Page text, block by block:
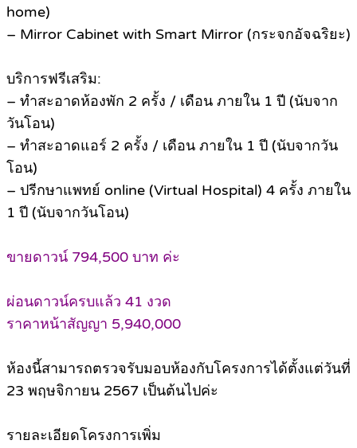
home)
– Mirror Cabinet with Smart Mirror (กระจกอัจฉริยะ)
บริการฟรีเสริม:
– ทำสะอาดห้องพัก 2 ครั้ง / เดือน ภายใน 1 ปี (นับจาก
วันโอน)
– ทำสะอาดแอร์ 2 ครั้ง / เดือน ภายใน 1 ปี (นับจากวัน
โอน)
– ปรีกษาแพทย์ online (Virtual Hospital) 4 ครั้ง ภายใน
1 ปี (นับจากวันโอน)
ขายดาวน์ 794,500 บาท ค่ะ
ผ่อนดาวน์ครบแล้ว 41 งวด
ราคาหน้าสัญญา 5,940,000
ห้องนี้สามารถตรวจรับมอบห้องกับโครงการได้ตั้งแต่วันที่
23 พฤษจิกายน 2567 เป็นต้นไปค่ะ
รายละเอียดโครงการเพิ่ม